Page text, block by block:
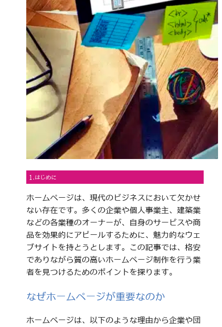
1.はじめに
ホームページは、現代のビジネスにおいて欠かせ
ない存在です。多くの企業や個人事業主、建築業
などの各業種のオーナーが、自身のサービスや商
品を効果的にアピールするために、魅力的なウェ
ブサイトを持とうとします。この記事では、格安
でありながら質の高いホームページ制作を行う業
者を見つけるためのポイントを探ります。
なぜホームページが重要なのか
ホームページは、以下のような理由から企業や団